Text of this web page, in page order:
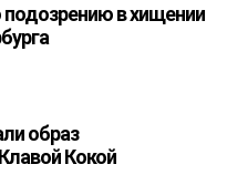
в хищении
образ
Кокой